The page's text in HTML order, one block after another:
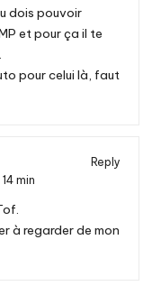
dois pouvoir
et pour ça il te
pour celui là, faut
Reply
14 min
à regarder de mon